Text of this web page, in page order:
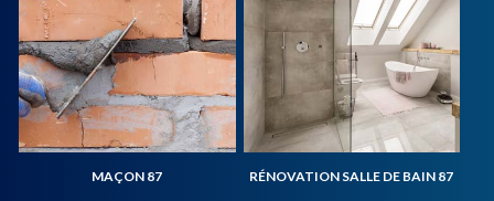
MAÇON 87 RÉNOVATION SALLE DE BAIN 87